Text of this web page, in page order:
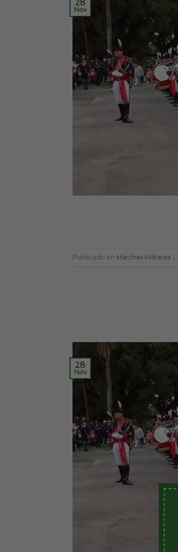
28
Nov
Publicado en Marchas Militares
28
Nov